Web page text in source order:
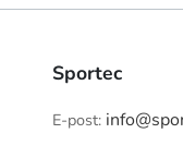
Sportec
E-post: